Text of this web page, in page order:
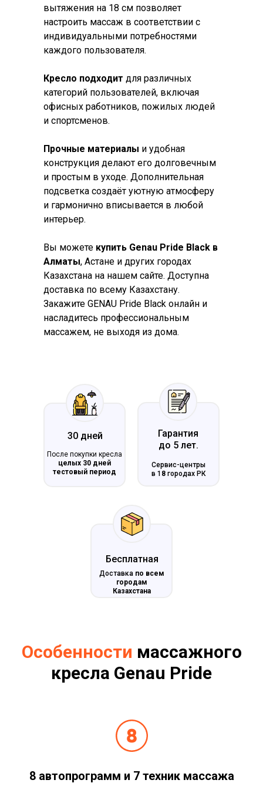
вытяжения на 18 см позволяет
настроить массаж в соответствии с
индивидуальными потребностями
каждого пользователя.
Кресло подходит для различных
категорий пользователей, включая
офисных работников, пожилых людей
и спортсменов.
Прочные материалы и удобная
конструкция делают его долговечным
и простым в уходе. Дополнительная
подсветка создаёт уютную атмосферу
и гармонично вписывается в любой
интерьер.
Вы можете купить Genau Pride Black в
Алматы, Астане и других городах
Казахстана на нашем сайте. Доступна
доставка по всему Казахстану.
Закажите GENAU Pride Black онлайн и
насладитесь профессиональным
массажем, не выходя из дома.
30 дней
После покупки кресла
целых 30 дней
тестовый период
Гарантия
до 5 лет.
Сервис-центры
в 1 8 городах РК
Бесплатная
Доставка по всем
городам
Казахстана
Особенности массажного
кресла Genau Pride
8 автопрограмм и 7 техник массажа